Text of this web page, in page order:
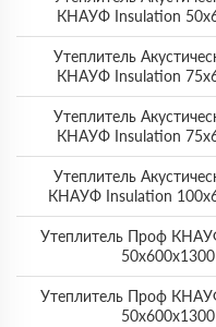
КНАУФ Insulation
Утеплитель
КНАУФ Insulation
Утеплитель
КНАУФ Insulation
Утеплитель
КНАУФ Insulation
Утеплитель Проф
Утеплитель Проф